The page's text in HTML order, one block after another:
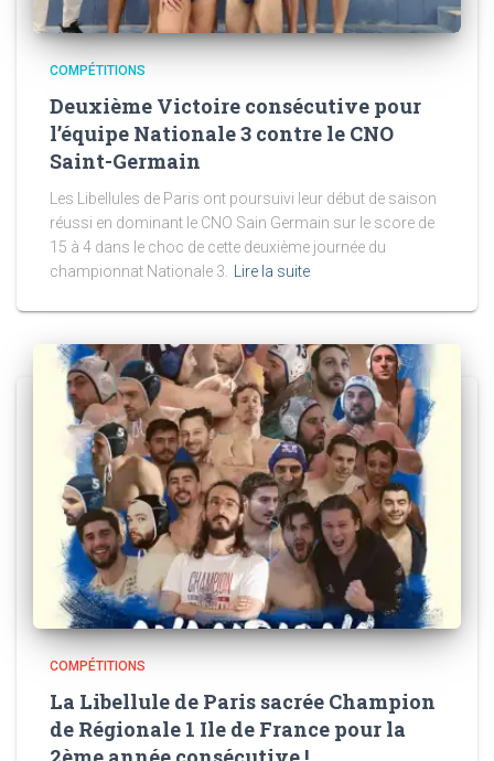
COMPÉTITIONS
Deuxième Victoire consécutive pour
l’équipe Nationale 3 contre le CNO
Saint-Germain
Les Libellules de Paris ont poursuivi leur début de saison
réussi en dominant le CNO Sain Germain sur le score de
15 à 4 dans le choc de cette deuxième journée du
championnat Nationale 3.
Lire la suite
COMPÉTITIONS
La Libellule de Paris sacrée Champion
de Régionale 1 Ile de France pour la